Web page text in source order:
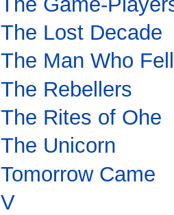
The Lost Decade
The Man Who
The Rebellers
The Rites of Ohe
The Unicorn
Tomorrow Came
V